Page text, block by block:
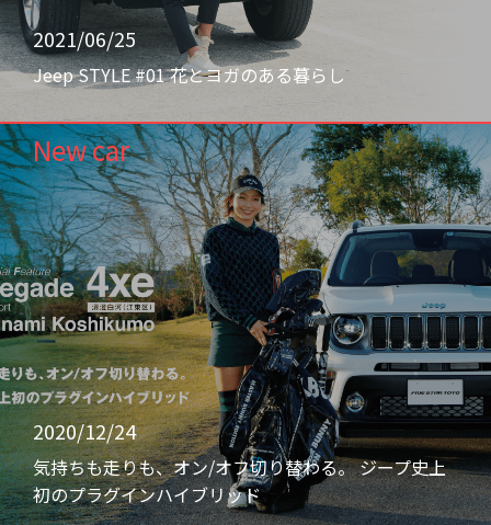
2021/06/25
Jeep STYLE #01 花とヨガのある暮らし
New car
2020/12/24
気持ちも走りも、オン/オフ切り替わる。 ジープ史上
初のプラグインハイブリッド